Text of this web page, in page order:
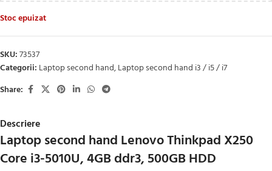
Stoc epuizat
SKU:73537
Categorii: Laptop second hand,Laptop second hand i3 / i5 / i7
Share:
Descriere
Laptop second hand Lenovo Thinkpad X250
Core i3-5010U, 4GB ddr3, 500GB HDD